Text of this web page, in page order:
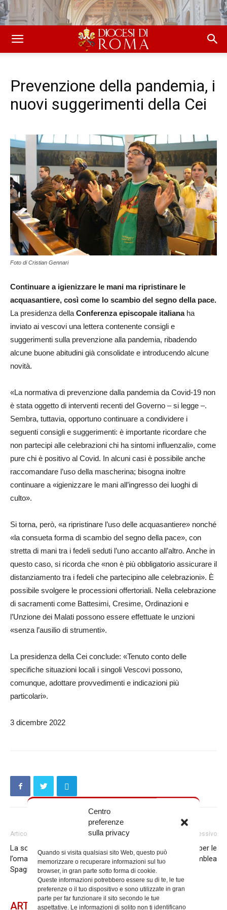
Centro
preferenze
sulla privacy
Quando si visita qualsiasi sito Web, questo può
memorizzare o recuperare informazioni sul tuo
browser, in gran parte sotto forma di cookie.
Queste informazioni potrebbero essere su di te, le tue
preferenze o il tuo dispositivo e sono utilizzate in gran
parte per far funzionare il sito secondo le tue
aspettative. Le informazioni di solito non ti identificano
Prevenzione della pandemia, i
nuovi suggerimenti della Cei
Foto di Cristian Gennari
Continuare a igienizzare le mani ma ripristinare le
acquasantiere, così come lo scambio del segno della pace.
La presidenza della Conferenza episcopale italianaha
inviato ai vescovi una lettera contenente consigli e
suggerimenti sulla prevenzione alla pandemia, ribadendo
alcune buone abitudini già consolidate e introducendo alcune
novità.
«La normativa di prevenzione dalla pandemia da Covid-19 non
è stata oggetto di interventi recenti del Governo – si legge –.
Sembra, tuttavia, opportuno continuare a condividere i
seguenti consigli e suggerimenti: è importante ricordare che
non partecipi alle celebrazioni chi ha sintomi influenzali», come
pure chi è positivo al Covid. In alcuni casi è possibile anche
raccomandare l’uso della mascherina; bisogna inoltre
continuare a «igienizzare le mani all’ingresso dei luoghi di
culto».
Si torna, però, «a ripristinare l’uso delle acquasantiere» nonché
«la consueta forma di scambio del segno della pace», con
stretta di mani tra i fedeli seduti l’uno accanto all’altro. Anche in
questo caso, si ricorda che «non è più obbligatorio assicurare il
distanziamento tra i fedeli che partecipino alle celebrazioni». È
possibile svolgere le processioni offertoriali. Nella celebrazione
di sacramenti come Battesimi, Cresime, Ordinazioni e
l’Unzione dei Malati possono essere effettuate le unzioni
«senza l’ausilio di strumenti».
La presidenza della Cei conclude: «Tenuto conto delle
specifiche situazioni locali i singoli Vescovi possono,
comunque, adottare provvedimenti e indicazioni più
particolari».
3 dicembre 2022
Articolo precedente
La solennità dell’Immacolata:
l’omaggio del Papa a piazza di
Spagna
Articolo successivo
Catechisti, le domande per le
famiglie in vista dell’assemblea
ARTICOLI CORRELATI